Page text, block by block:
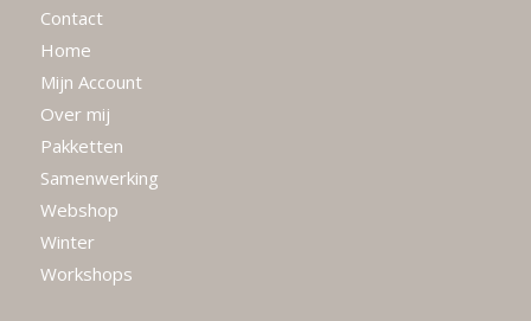
Contact
Home
Mijn Account
Over mij
Pakketten
Samenwerking
Webshop
Winter
Workshops